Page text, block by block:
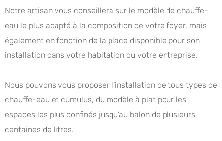
Notre artisan vous conseillera sur le modèle de chauffe-
eau le plus adapté à la composition de votre foyer, mais
également en fonction de la place disponible pour son
installation dans votre habitation ou votre entreprise.
Nous pouvons vous proposer l’installation de tous types de
chauffe-eau et cumulus, du modèle à plat pour les
espaces les plus confinés jusqu’au balon de plusieurs
centaines de litres.